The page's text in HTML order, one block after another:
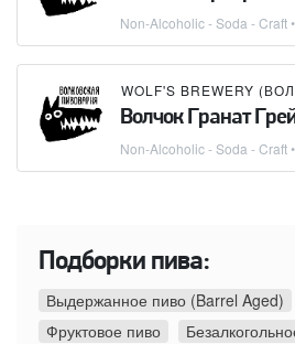
Non-Alcoholic - Soda - Craft•
Волчок Гранат
Non-Alcoholic - Soda - Craft•
Подборки пива:
Выдержанное пиво (Barrel Aged)
Фруктовое пиво